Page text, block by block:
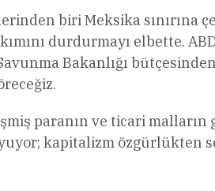
biri Meksika sınırına
durdurmayı elbette.
Bakanlığı
paranın ve ticari malların
kapitalizm özgürlükten